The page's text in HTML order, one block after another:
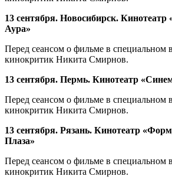
13 сентября. Новосибирск.
Аура»
Перед сеансом о фильме в специальном
кинокритик Никита Смирнов.
13 сентября. Пермь. Кинотеатр
Перед сеансом о фильме в специальном
кинокритик Никита Смирнов.
13 сентября. Рязань. Кинотеатр
Плаза»
Перед сеансом о фильме в специальном
кинокритик Никита Смирнов.